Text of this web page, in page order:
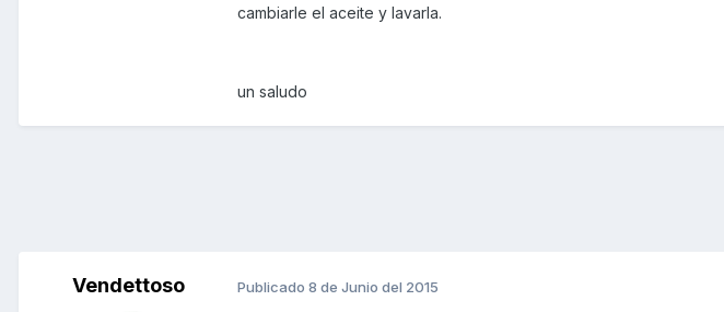
cambiarle el aceite y lavarla.
un saludo
Vendettoso Publicado 8 de Junio del 2015